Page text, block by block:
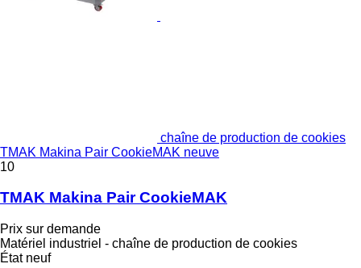
chaîne de production de cookies
TMAK Makina Pair CookieMAK neuve
10
TMAK Makina Pair CookieMAK
Prix sur demande
Matériel industriel - chaîne de production de cookies
Étatneuf